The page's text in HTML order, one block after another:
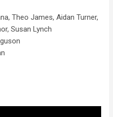
Theo James, Aidan Turner,
Susan Lynch